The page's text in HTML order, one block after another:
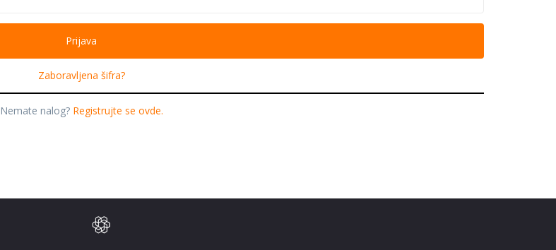
Zaboravljena šifra?
Nemate nalog? Registrujte se ovde.